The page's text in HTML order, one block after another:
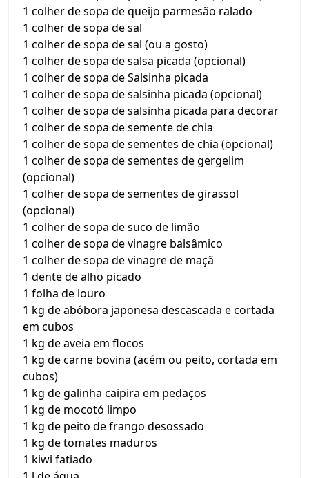
1 colher de sopa de queijo parmesão ralado
1 colher de sopa de sal
1 colher de sopa de sal (ou a gosto)
1 colher de sopa de salsa picada (opcional)
1 colher de sopa de Salsinha picada
1 colher de sopa de salsinha picada (opcional)
1 colher de sopa de salsinha picada para decorar
1 colher de sopa de semente de chia
1 colher de sopa de sementes de chia (opcional)
1 colher de sopa de sementes de gergelim
(opcional)
1 colher de sopa de sementes de girassol
(opcional)
1 colher de sopa de suco de limão
1 colher de sopa de vinagre balsâmico
1 colher de sopa de vinagre de maçã
1 dente de alho picado
1 folha de louro
1 kg de abóbora japonesa descascada e cortada
em cubos
1 kg de aveia em flocos
1 kg de carne bovina (acém ou peito, cortada em
cubos)
1 kg de galinha caipira em pedaços
1 kg de mocotó limpo
1 kg de peito de frango desossado
1 kg de tomates maduros
1 kiwi fatiado